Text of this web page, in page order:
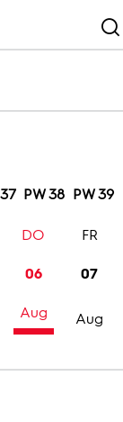
PW 38 PW 39
06
Aug
DO
07
Aug
FR